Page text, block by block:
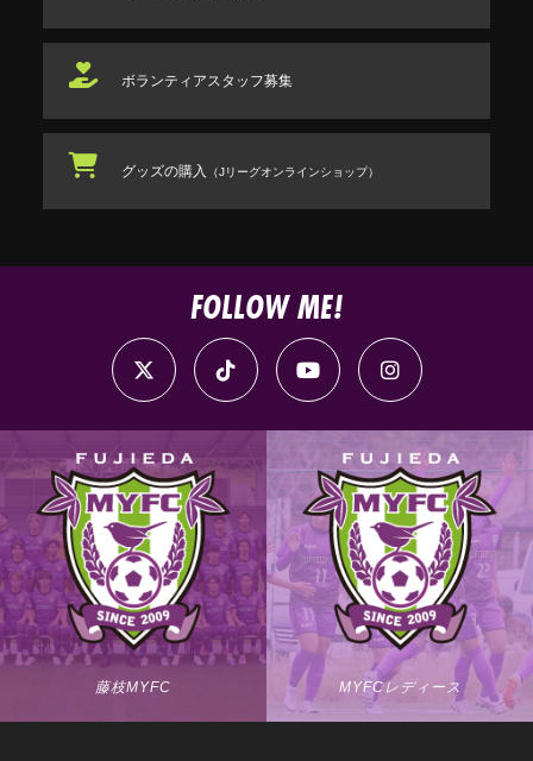
ボランティアスタッフ募集
グッズの購入 （Jリーグオンラインショップ）
FOLLOW ME!
藤枝MYFC MYFCレディース